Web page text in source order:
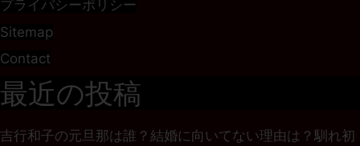
プライバシーポリシー
Sitemap
Contact
最近の投稿
吉行和子の元旦那は誰？結婚に向いてない理由は？馴れ初